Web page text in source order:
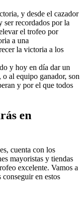
y desde el cazador
ser recordados por la
el trofeo por
a una
la victoria a los
y hoy en día dar un
al equipo ganador, son
y por el que todos
en
cuenta con los
mayoristas y tiendas
excelente. Vamos a
en estos